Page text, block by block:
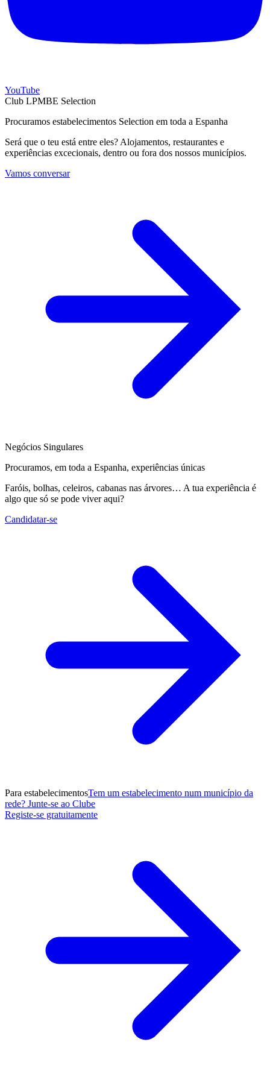
YouTube
Club LPMBE Selection
Procuramos estabelecimentos Selection em toda a Espanha
Será que o teu está entre eles? Alojamentos, restaurantes e
experiências excecionais, dentro ou fora dos nossos municípios.
Vamos conversar
Negócios Singulares
Procuramos, em toda a Espanha, experiências únicas
Faróis, bolhas, celeiros, cabanas nas árvores… A tua experiência é
algo que só se pode viver aqui?
Candidatar-se
Para estabelecimentosTem um estabelecimento num município da
rede? Junte-se ao Clube
Registe-se gratuitamente